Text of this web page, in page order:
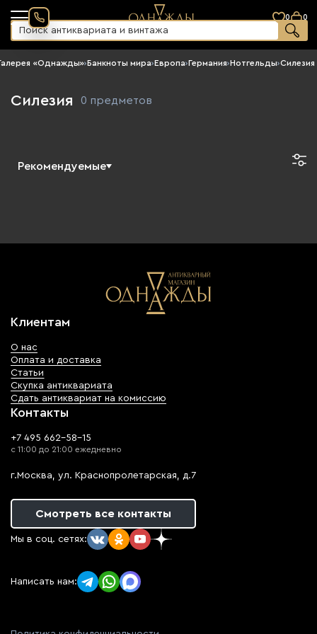
0 0
«Однажды»›Банкноты мира›Европа›Германия›Нотгельды›Силезия
Силезия 0 предметов
Рекомендуемые
Клиентам
О нас
Оплата и доставка
Статьи
Скупка антиквариата
Сдать антиквариат на комиссию
Контакты
+7 495 662-58-15
с 11:00 до 21:00 ежедневно
г.Москва, ул. Краснопролетарская, д.7
Смотреть все контакты
Мы в соц. сетях:
Написать нам: